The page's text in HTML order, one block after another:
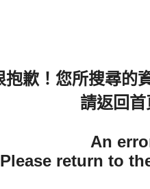
抱歉！您所搜尋的
請返回
An
Please return to